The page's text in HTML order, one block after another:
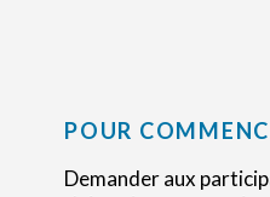
POUR
Demander aux